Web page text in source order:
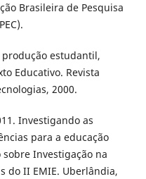
Brasileira de Pesquisa
produção estudantil,
Educativo. Revista
2000.
Investigando as
para a educação
Investigação na
do II EMIE. Uberlândia,